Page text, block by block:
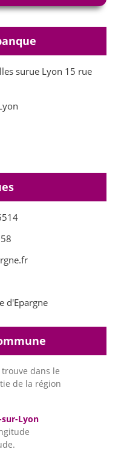
surue Lyon 15 rue
d'Epargne
trouve dans le
de la région
sur-Lyon